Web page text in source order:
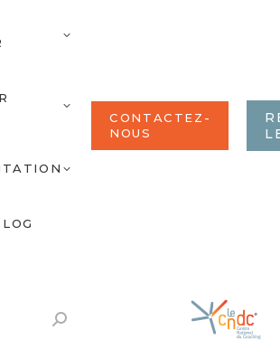
CONTACTEZ-
NOUS
Recherche